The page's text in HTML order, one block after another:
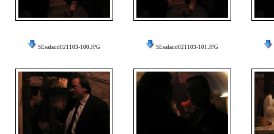
SEsalaud021103-100.JPG SEsalaud021103-101.JPG